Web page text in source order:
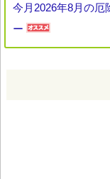
今月2026年8月の厄
ー